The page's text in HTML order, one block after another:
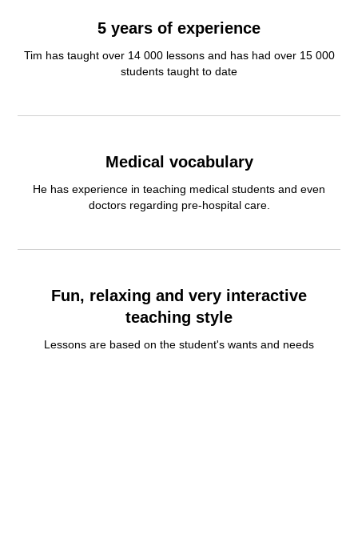
5 years of experience
Tim has taught over 14 000 lessons and has had over 15 000
students taught to date
Medical vocabulary
He has experience in teaching medical students and even
doctors regarding pre-hospital care.
Fun, relaxing and very interactive
teaching style
Lessons are based on the student's wants and needs